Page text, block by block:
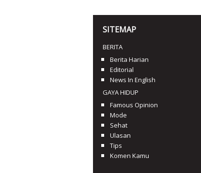
SITEMAP
BERITA
Berita Harian
Editorial
News In English
GAYA HIDUP
Famous Opinion
Mode
Sehat
Ulasan
Tips
Komen Kamu